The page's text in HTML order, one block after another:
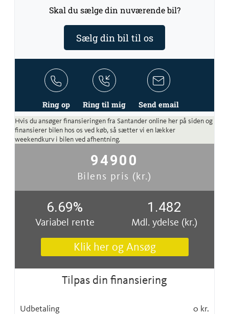
Skal du sælge din nuværende bil?
Sælg din bil til os
Ring op Ring til mig Send email
Hvis du ansøger finansieringen fra Santander online her på siden og
finansierer bilen hos os ved køb, så sætter vi en lækker
weekendkurv i bilen ved afhentning.
94900
Bilens pris (kr.)
6.69%
Variabel rente
1.482
Mdl. ydelse (kr.)
Klik her og Ansøg
Tilpas din finansiering
Udbetaling 0 kr.